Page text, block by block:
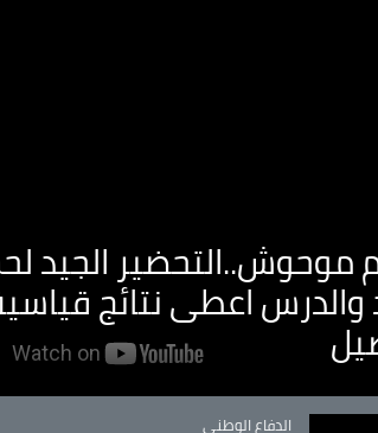
موحوش..التحضير الجيد
والدرس اعطى نتائج
Catégorie
الدفاع الوطني